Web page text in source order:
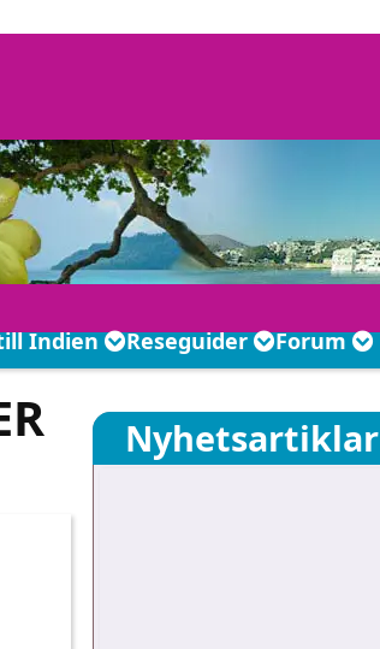
Indien Reseguider Forum
Nyhetsartiklar